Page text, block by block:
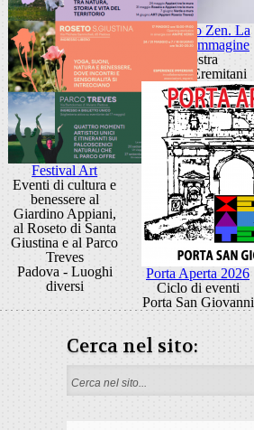
Giancarlo Zen. La
luce fa l'immagine
Mostra
Museo Eremitani
Festival Art
Eventi di cultura e
benessere al
Giardino Appiani,
al Roseto di Santa
Giustina e al Parco
Treves
Padova - Luoghi
diversi
Porta Aperta 2026
Ciclo di eventi
Porta San Giovanni
Cerca nel sito:
Form di ricerca